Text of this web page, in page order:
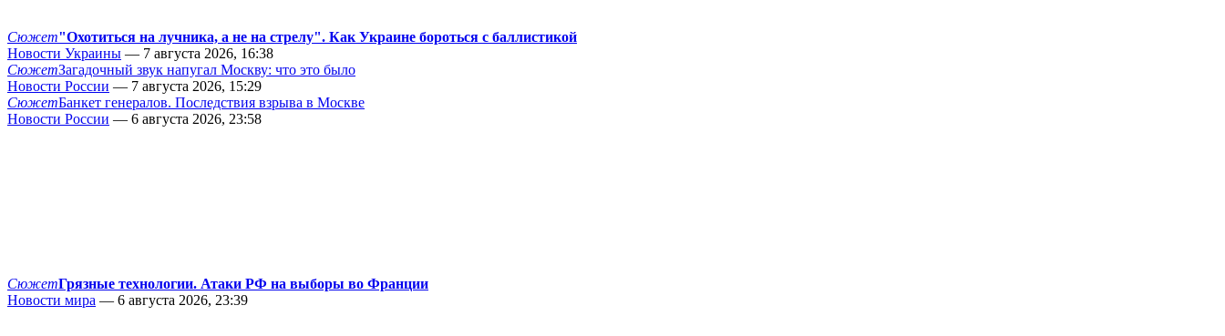
Сюжет"Охотиться на лучника, а не на стрелу". Как Украине бороться с баллистикой
Новости Украины — 7 августа 2026, 16:38
СюжетЗагадочный звук напугал Москву: что это было
Новости России — 7 августа 2026, 15:29
СюжетБанкет генералов. Последствия взрыва в Москве
Новости России — 6 августа 2026, 23:58
СюжетГрязные технологии. Атаки РФ на выборы во Франции
Новости мира — 6 августа 2026, 23:39